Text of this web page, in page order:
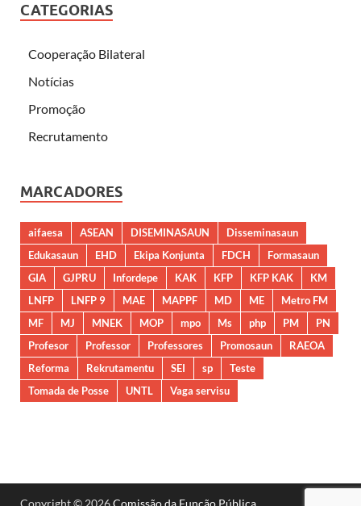
CATEGORIAS
Cooperação Bilateral
Notícias
Promoção
Recrutamento
MARCADORES
aifaesa ASEAN DISEMINASAUN
Disseminasaun
Edukasaun
EHD Ekipa Konjunta FDCH
Formasaun
GIA
GJPRU Infordepe KAK KFP KFP KAK
KM
LNFP
LNFP 9 MAE MAPPF MD ME
Metro FM
MF
MJ MNEK MOP mpo Ms php PM
PN
Profesor
Professor Professores Promosaun
RAEOA
Reforma
Rekrutamentu SEI sp
Teste
Tomada de Posse
UNTL Vaga servisu
Copyright © 2026Comissão da Função Pública